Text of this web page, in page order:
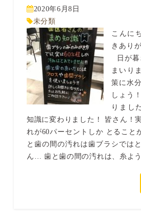
2020年6月8日
未分類
こんに
きあり
日が暮
まいり
策に水
しょう
りまし
知識に変わりました！ 皆さん！
れが60パーセントしか とること
と歯の間の汚れは歯ブラシでは
ん… 歯と歯の間の汚れは、糸よ